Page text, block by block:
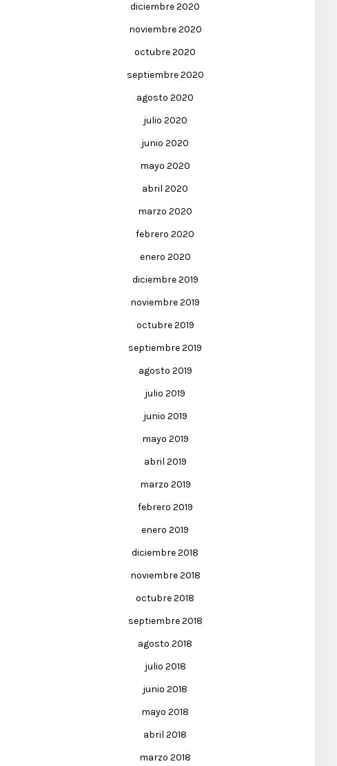
diciembre 2020
noviembre 2020
octubre 2020
septiembre 2020
agosto 2020
julio 2020
junio 2020
mayo 2020
abril 2020
marzo 2020
febrero 2020
enero 2020
diciembre 2019
noviembre 2019
octubre 2019
septiembre 2019
agosto 2019
julio 2019
junio 2019
mayo 2019
abril 2019
marzo 2019
febrero 2019
enero 2019
diciembre 2018
noviembre 2018
octubre 2018
septiembre 2018
agosto 2018
julio 2018
junio 2018
mayo 2018
abril 2018
marzo 2018